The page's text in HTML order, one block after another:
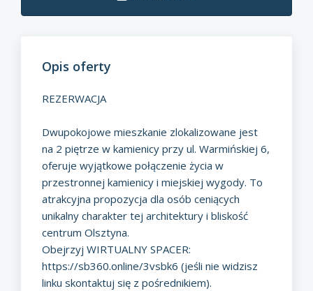
Opis oferty
REZERWACJA
Dwupokojowe mieszkanie zlokalizowane jest
na 2 piętrze w kamienicy przy ul. Warmińskiej 6,
oferuje wyjątkowe połączenie życia w
przestronnej kamienicy i miejskiej wygody. To
atrakcyjna propozycja dla osób ceniących
unikalny charakter tej architektury i bliskość
centrum Olsztyna.
Obejrzyj WIRTUALNY SPACER:
https://sb360.online/3vsbk6 (jeśli nie widzisz
linku skontaktuj się z pośrednikiem).